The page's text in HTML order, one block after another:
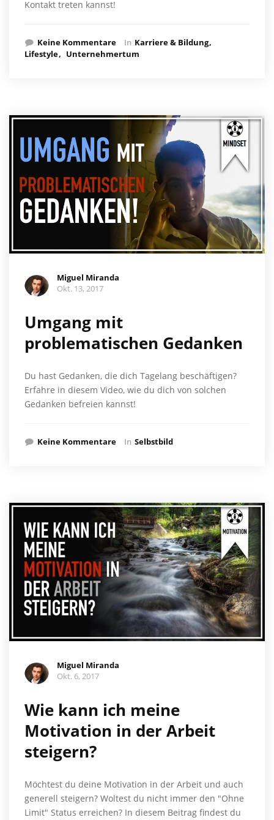
Kontakt treten kannst!
Keine Kommentare In Karriere & Bildung
Lifestyle
Unternehmertum
Miguel Miranda
Okt. 13, 2017
Umgang mit
problematischen Gedanken
Du hast Gedanken, die dich Tagelang beschäftigen?
Erfahre in diesem Video, wie du dich von solchen
Gedanken befreien kannst!
Keine Kommentare In Selbstbild
Miguel Miranda
Okt. 6, 2017
Wie kann ich meine
Motivation in der Arbeit
steigern?
Möchtest du deine Motivation in der Arbeit und auch
generell steigern? Woltest du nicht immer den "Ohne
Limit" Status erreichen? In diesem Beitrag findest du